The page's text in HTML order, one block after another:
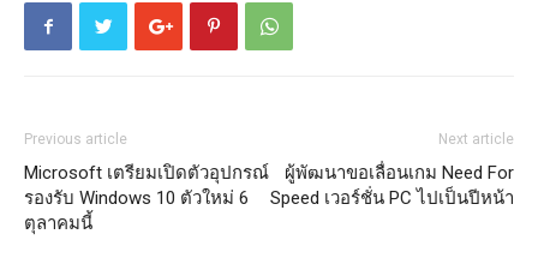
Previous article
Microsoft เตรียมเปิดตัวอุปกรณ์
รองรับ Windows 10 ตัวใหม่ 6
ตุลาคมนี้
Next article
ผู้พัฒนาขอเลื่อนเกม Need For
Speed เวอร์ชั่น PC ไปเป็นปีหน้า